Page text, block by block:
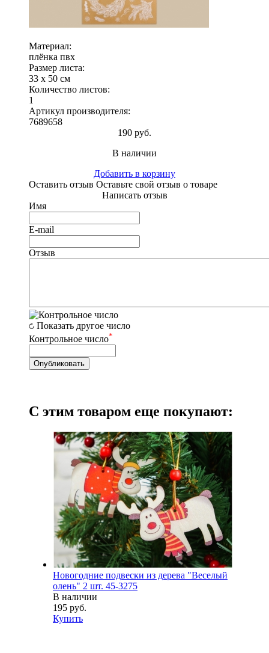
Материал:
плёнка пвх
Размер листа:
33 х 50 см
Количество листов:
1
Артикул производителя:
7689658
190 руб.
В наличии
Добавить в корзину
Оставить отзыв Оставьте свой отзыв о товаре
Написать отзыв
Имя
E-mail
Отзыв
Показать другое число
Контрольное число*
С этим товаром еще покупают:
Новогодние подвески из дерева "Веселый
олень" 2 шт. 45-3275
В наличии
195 руб.
Купить